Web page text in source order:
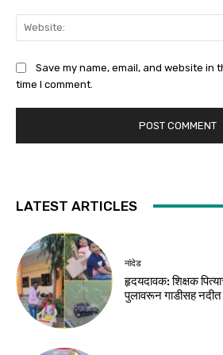
Save my name, email, and website in
time I comment.
LATEST ARTICLES
नांदेड
हृदयदावक: शिक्षक
पुलावरून गाडीसह